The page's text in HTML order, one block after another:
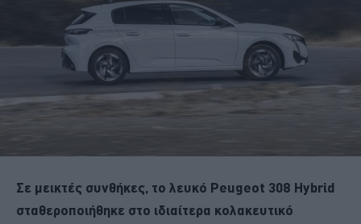
Σε μεικτές συνθήκες, το λευκό Peugeot 308 Hybrid
σταθεροποιήθηκε στο ιδιαίτερα κολακευτικό